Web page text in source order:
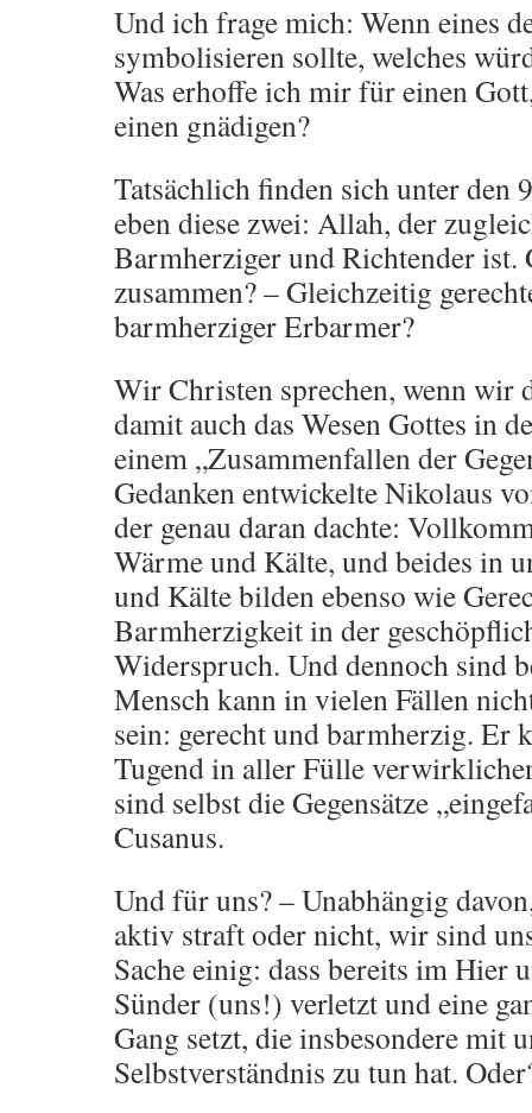
Und ich frage mich: Wenn eines
symbolisieren sollte, welches
Was erhoffe ich mir für einen
einen gnädigen?
Tatsächlich finden sich unter den
eben diese zwei: Allah, der
Barmherziger und Richtender ist.
zusammen? – Gleichzeitig
barmherziger Erbarmer?
Wir Christen sprechen, wenn wir
damit auch das Wesen Gottes in
einem „Zusammenfallen der
Gedanken entwickelte Nikolaus
der genau daran dachte:
Wärme und Kälte, und beides in
und Kälte bilden ebenso wie
Barmherzigkeit in der
Widerspruch. Und dennoch sind
Mensch kann in vielen Fällen
sein: gerecht und barmherzig. Er
Tugend in aller Fülle
sind selbst die Gegensätze
Cusanus.
Und für uns? – Unabhängig
aktiv straft oder nicht, wir sind
Sache einig: dass bereits im Hier
Sünder (uns!) verletzt und eine
Gang setzt, die insbesondere mit
Selbstverständnis zu tun hat.